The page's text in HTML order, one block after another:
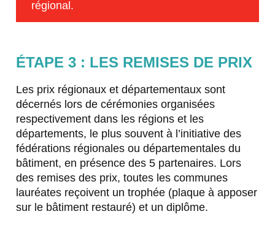
régional.
ÉTAPE 3 : LES REMISES DE PRIX
Les prix régionaux et départementaux sont
décernés lors de cérémonies organisées
respectivement dans les régions et les
départements, le plus souvent à l’initiative des
fédérations régionales ou départementales du
bâtiment, en présence des 5 partenaires. Lors
des remises des prix, toutes les communes
lauréates reçoivent un trophée (plaque à apposer
sur le bâtiment restauré) et un diplôme.